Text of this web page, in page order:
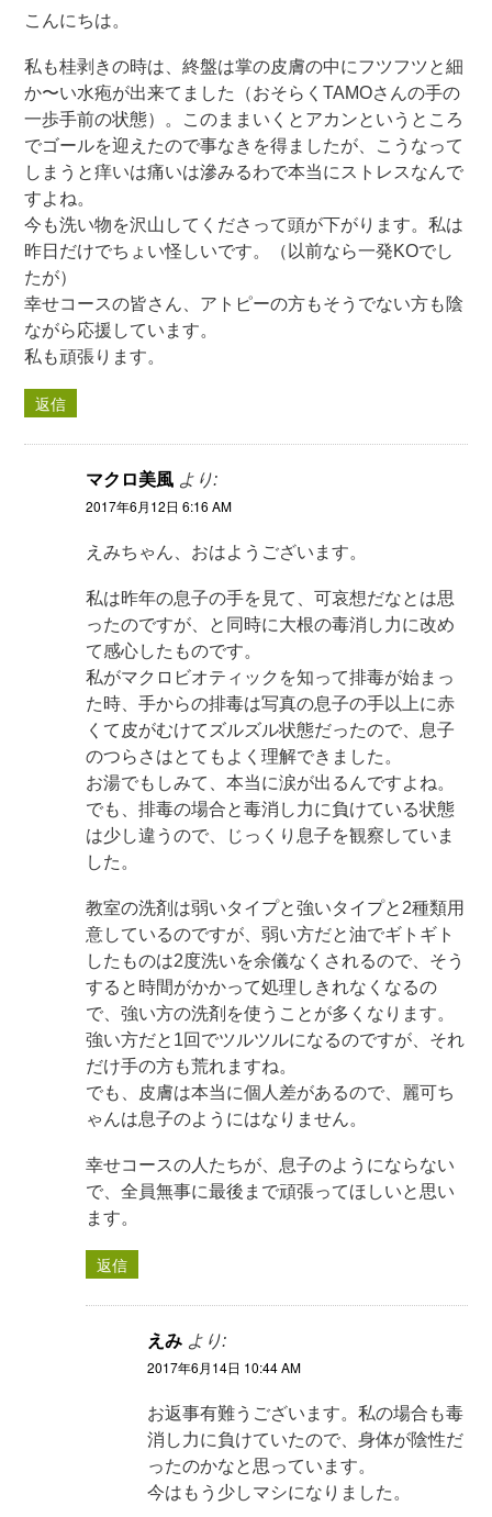
こんにちは。
私も桂剥きの時は、終盤は掌の皮膚の中にフツフツと細
か〜い水疱が出来てました（おそらくTAMOさんの手の
一歩手前の状態）。このままいくとアカンというところ
でゴールを迎えたので事なきを得ましたが、こうなって
しまうと痒いは痛いは滲みるわで本当にストレスなんで
すよね。
今も洗い物を沢山してくださって頭が下がります。私は
昨日だけでちょい怪しいです。（以前なら一発KOでし
たが）
幸せコースの皆さん、アトピーの方もそうでない方も陰
ながら応援しています。
私も頑張ります。
返信
マクロ美風 より:
2017年6月12日 6:16 AM
えみちゃん、おはようございます。
私は昨年の息子の手を見て、可哀想だなとは思
ったのですが、と同時に大根の毒消し力に改め
て感心したものです。
私がマクロビオティックを知って排毒が始まっ
た時、手からの排毒は写真の息子の手以上に赤
くて皮がむけてズルズル状態だったので、息子
のつらさはとてもよく理解できました。
お湯でもしみて、本当に涙が出るんですよね。
でも、排毒の場合と毒消し力に負けている状態
は少し違うので、じっくり息子を観察していま
した。
教室の洗剤は弱いタイプと強いタイプと2種類用
意しているのですが、弱い方だと油でギトギト
したものは2度洗いを余儀なくされるので、そう
すると時間がかかって処理しきれなくなるの
で、強い方の洗剤を使うことが多くなります。
強い方だと1回でツルツルになるのですが、それ
だけ手の方も荒れますね。
でも、皮膚は本当に個人差があるので、麗可ち
ゃんは息子のようにはなりません。
幸せコースの人たちが、息子のようにならない
で、全員無事に最後まで頑張ってほしいと思い
ます。
返信
えみ より:
2017年6月14日 10:44 AM
お返事有難うございます。私の場合も毒
消し力に負けていたので、身体が陰性だ
ったのかなと思っています。
今はもう少しマシになりました。